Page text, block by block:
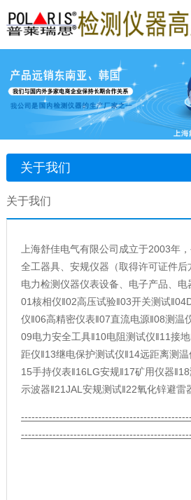
关于我们
关于我们
上海舒佳电气有限公司成立于2003年
全工器具、安规仪器（取得许可证件后
电力检测仪器仪表设备、电子产品、
01核相仪‖02高压试验‖03开关测试‖
仪‖06高精密仪表‖07直流电源‖08测温
09电力安全工具‖10电阻测试仪‖11接
距仪‖13继电保护测试仪‖14远距离测温
15手持仪表‖16LG安规‖17矿用仪器‖
示波器‖21JAL安规测试‖22氧化锌避雷